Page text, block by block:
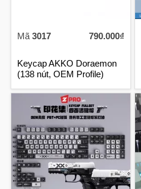
Mã 3017 790.000₫
Keycap AKKO Doraemon
(138 nút, OEM Profile)